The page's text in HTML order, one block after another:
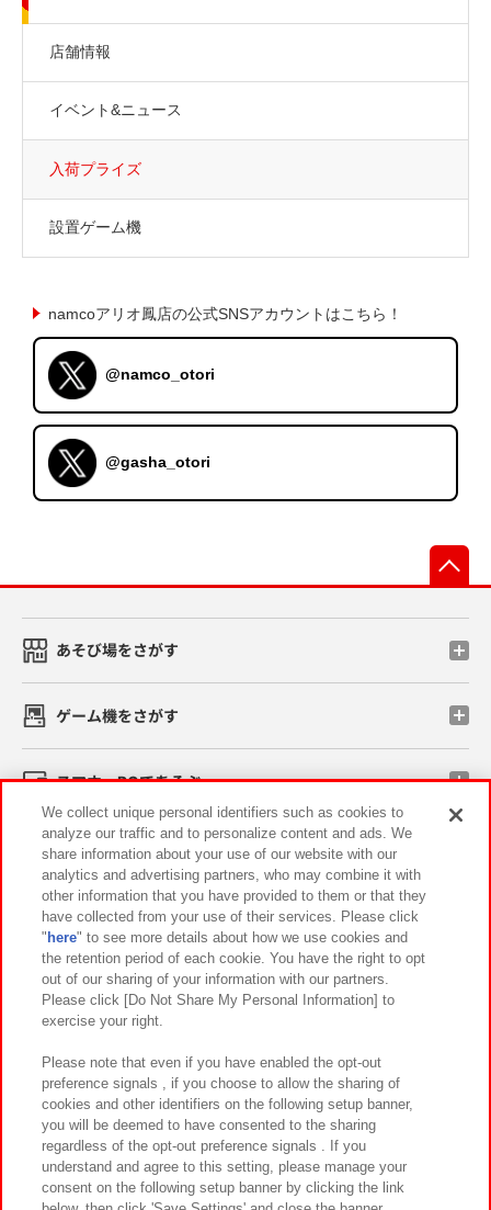
店舗情報
イベント&ニュース
入荷プライズ
設置ゲーム機
namcoアリオ鳳店の公式SNSアカウントはこちら！
@namco_otori
@gasha_otori
あそび場をさがす
ゲーム機をさがす
スマホ・PCであそぶ
イベント・キャンペーン
関連会社 サステナビリティ サイトポリシー
プライバシーポリシー ウェブアクセシビリティ方針と検証結果
お取引先さまとともに
カスタマーハラスメント対応方針 よくあるご質問・お問い合わせ
We collect unique personal identifiers such as cookies to
analyze our traffic and to personalize content and ads. We
share information about your use of our website with our
analytics and advertising partners, who may combine it with
other information that you have provided to them or that they
have collected from your use of their services. Please click
" here" to see more details about how we use cookies and
the retention period of each cookie. You have the right to opt
out of our sharing of your information with our partners.
Please click [Do Not Share My Personal Information] to
exercise your right.
Please note that even if you have enabled the opt-out
preference signals , if you choose to allow the sharing of
cookies and other identifiers on the following setup banner,
you will be deemed to have consented to the sharing
regardless of the opt-out preference signals . If you
understand and agree to this setting, please manage your
consent on the following setup banner by clicking the link